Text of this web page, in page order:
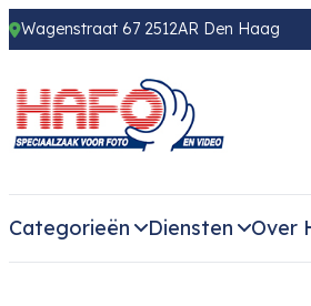
Wagenstraat 67 2512AR Den Haag
Categorieën Diensten Over